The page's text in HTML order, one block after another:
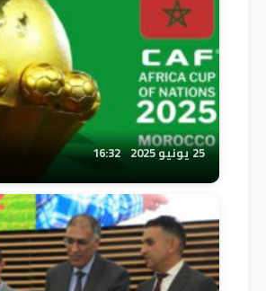
25 يونيو 2025 16:32